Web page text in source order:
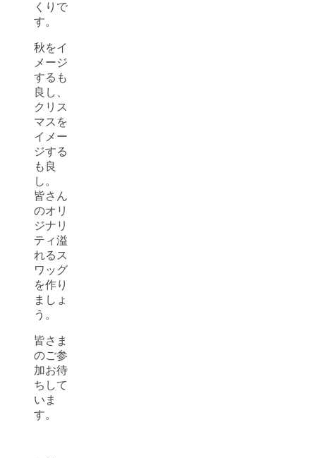
くりで
す。
秋をイ
メージ
するも
良し、
クリス
マスを
イメー
ジする
も良
し。
皆さん
のオリ
ジナリ
ティ溢
れるス
ワッグ
を作り
ましょ
う。
皆さま
のご参
加お待
ちして
いま
す。